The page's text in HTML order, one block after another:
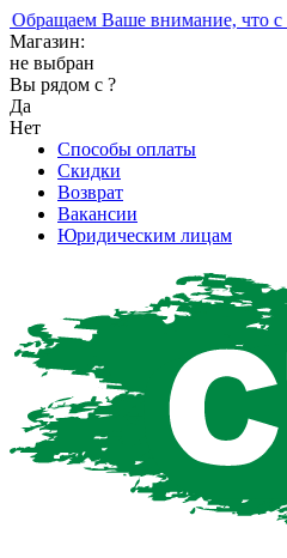
Ваше внимание, что с 1
Магазин:
не выбран
Вы рядом с ?
Да
Нет
Способы оплаты
Скидки
Возврат
Вакансии
Юридическим лицам